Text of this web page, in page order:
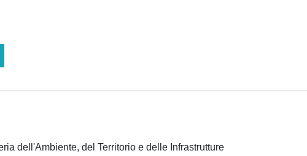
dell'Ambiente, del Territorio e delle Infrastrutture